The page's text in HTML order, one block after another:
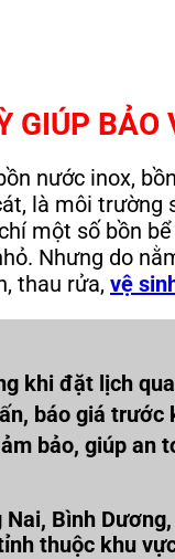
nước inox,
là môi trường
một số bồn
Nhưng do
thau rửa, vệ
khi đặt lịch
báo giá trước
bảo, giúp an
Bình
thuộc khu